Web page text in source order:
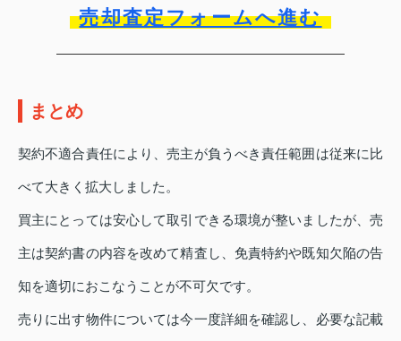
売却査定フォームへ進む
まとめ
契約不適合責任により、売主が負うべき責任範囲は従来に比
べて大きく拡大しました。
買主にとっては安心して取引できる環境が整いましたが、売
主は契約書の内容を改めて精査し、免責特約や既知欠陥の告
知を適切におこなうことが不可欠です。
売りに出す物件については今一度詳細を確認し、必要な記載